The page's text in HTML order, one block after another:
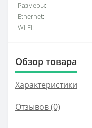
Размеры:
Ethernet:
Wi-Fi:
Обзор товара
Характеристики
Отзывов (0)